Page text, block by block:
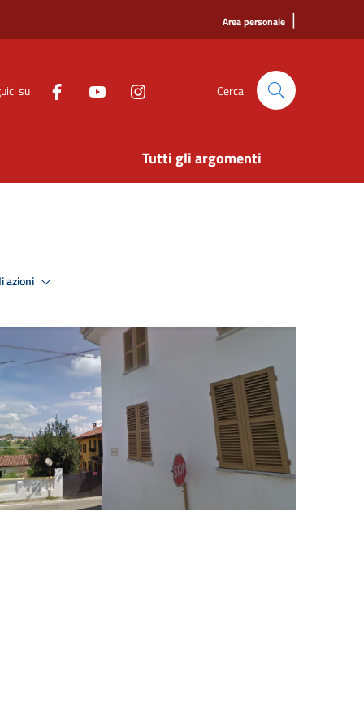
Area personale |
su Cerca
Tutti gli argomenti
azioni